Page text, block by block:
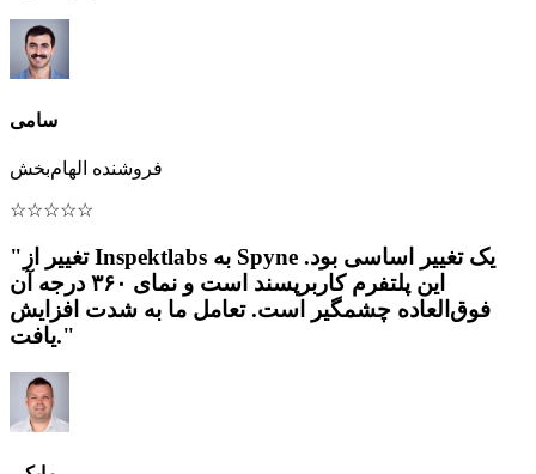
سامی
فروشنده الهام‌بخش
☆☆☆☆☆
"تغییر از Inspektlabs به Spyne یک تغییر اساسی بود.
این پلتفرم کاربرپسند است و نمای ۳۶۰ درجه آن
فوق‌العاده چشمگیر است. تعامل ما به شدت افزایش
یافت."